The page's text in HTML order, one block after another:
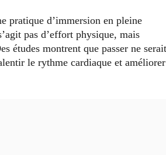
pratique d’immersion en pleine
pas d’effort physique, mais
études montrent que passer ne
le rythme cardiaque et améliorer